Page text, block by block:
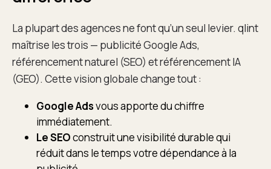
La plupart des agences ne font qu’un seul levier. qlint
maîtrise les trois — publicité Google Ads,
référencement naturel (SEO) et référencement IA
(GEO). Cette vision globale change tout :
Google Adsvous apporte du chiffre
immédiatement.
Le SEOconstruit une visibilité durable qui
réduit dans le temps votre dépendance à la